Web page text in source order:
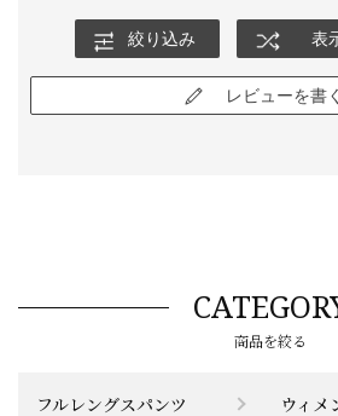
絞り込み 表
レビューを書く
商品を絞る
フルレングスパンツ ウィメ